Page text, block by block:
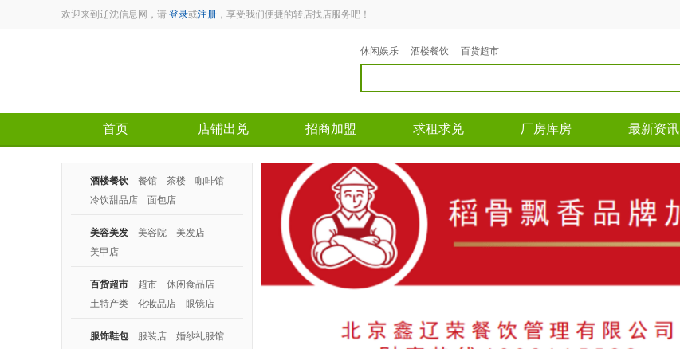
欢迎来到辽沈信息网，请 登录或注册 ，享受我们便捷的转店找店服务吧！
休闲娱乐 酒楼餐饮 百货超市
首页 店铺出兑 招商加盟 求租求兑 厂房库房 最新资讯
酒楼餐饮 餐馆 茶楼
咖啡馆
冷饮甜品店
面包店
美容美发 美容院
美发店
美甲店
百货超市 超市
休闲食品店
土特产类
化妆品店 眼镜店
服饰鞋包 服装店
婚纱礼服馆
区域： 兴华
面积：60平米
电话：13940035166
面积：35平米
电话：13840437751
面积：300平米
电话：17640249838